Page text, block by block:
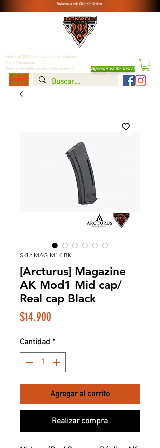
Venta y consulta: contacto@ironwolf.cl
ME
NU
Enviamos a todo Chile vía Starken
Agendar visita ahora!
Balmoral 309 Of.303, Las Condes, Santiago
Metro Manquehue
SKU: MAG-M1K-BK
[Arcturus] Magazine
AK Mod1 Mid cap/
Real cap Black
$14.900
Cantidad *
Agregar al carrito
Realizar compra